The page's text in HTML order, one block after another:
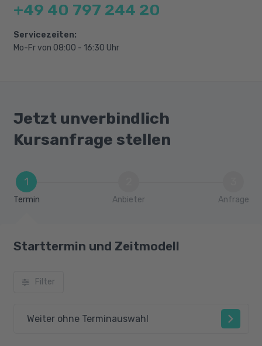
Hygiene
Netzwerke im Alter
Gesundheitswesen
+49 40 797 244 20
Servicezeiten:
Mo-Fr von 08:00 - 16:30 Uhr
Jetzt unverbindlich
Kursanfrage stellen
1
Termin Anbieter Anfrage
Starttermin und Zeitmodell
Filter
Weiter ohne Terminauswahl